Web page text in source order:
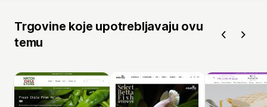
Trgovine koje upotrebljavaju ovu
temu